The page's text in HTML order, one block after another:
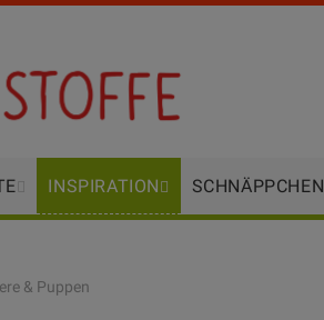
INSPIRATION SCHNÄPPCHEN
& Puppen